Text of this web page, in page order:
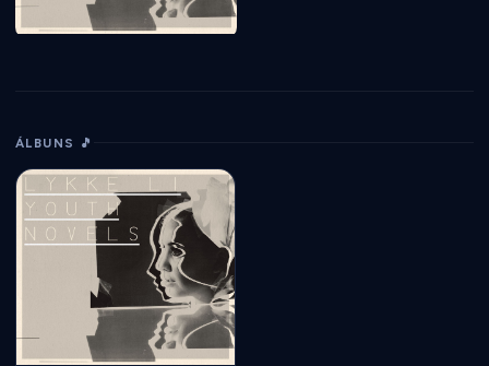
ÁLBUNS 🎵